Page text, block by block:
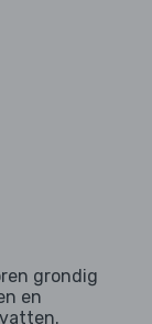
grondig
en